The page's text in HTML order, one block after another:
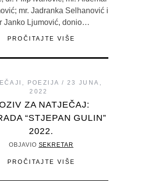
mr. Jadranka Selhanović i
Janko Ljumović, donio…
PROČITAJTE VIŠE
POEZIJA
23 JUNA,
2022
ZA NATJEČAJ:
“STJEPAN GULIN”
2022.
OBJAVIO SEKRETAR
PROČITAJTE VIŠE